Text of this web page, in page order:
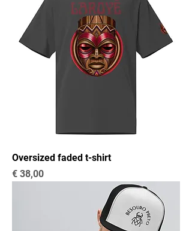
Oversized faded t-shirt
Preço
€ 38,00